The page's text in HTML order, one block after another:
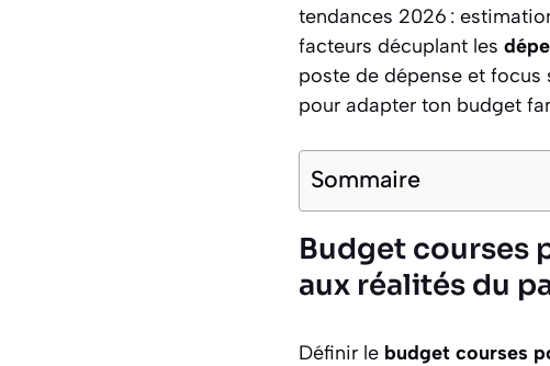
tendances 2026 :
facteurs décuplant les
poste de dépense et focus
pour adapter ton budget
Sommaire
Budget courses
aux réalités du
Définir le budget courses